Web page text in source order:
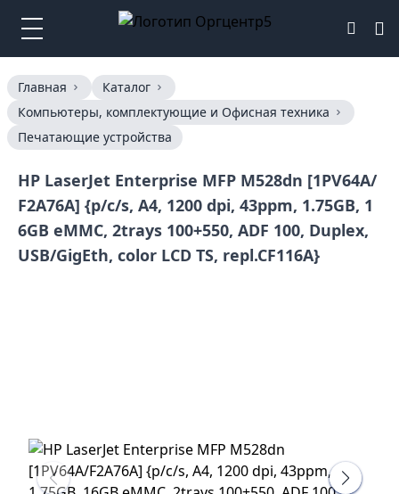
Главная
Каталог
Компьютеры, комплектующие и Офисная техника
Печатающие устройства
HP LaserJet Enterprise MFP M528dn [1PV64A/
F2A76A] {p/c/s, A4, 1200 dpi, 43ppm, 1.75GB, 1
6GB eMMC, 2trays 100+550, ADF 100, Duplex,
USB/GigEth, color LCD TS, repl.CF116A}